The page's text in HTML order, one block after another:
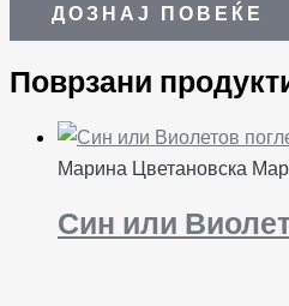
ДОЗНАЈ ПОВЕЌЕ
Поврзани
Марина Цветановска
Син или